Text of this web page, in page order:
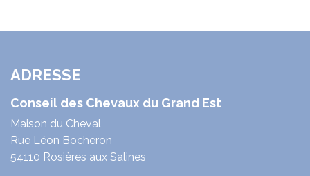
ADRESSE
Conseil des Chevaux du Grand Est
Maison du Cheval
Rue Léon Bocheron
54110 Rosières aux Salines